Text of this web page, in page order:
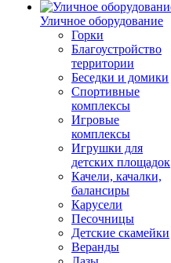
Уличное оборудование
Горки
Благоустройство
территории
Беседки и домики
Спортивные
комплексы
Игровые
комплексы
Игрушки для
детских площадок
Качели, качалки,
балансиры
Карусели
Песочницы
Детские скамейки
Веранды